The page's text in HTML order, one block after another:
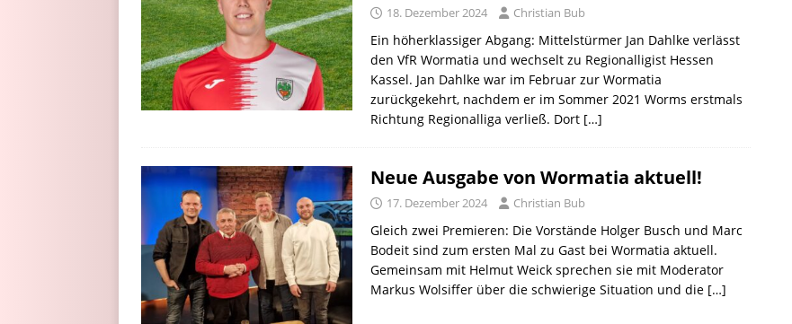
18. Dezember 2024 Christian Bub
Ein höherklassiger Abgang: Mittelstürmer Jan Dahlke verlässt
den VfR Wormatia und wechselt zu Regionalligist Hessen
Kassel. Jan Dahlke war im Februar zur Wormatia
zurückgekehrt, nachdem er im Sommer 2021 Worms erstmals
Richtung Regionalliga verließ. Dort […]
Neue Ausgabe von Wormatia aktuell!
17. Dezember 2024 Christian Bub
Gleich zwei Premieren: Die Vorstände Holger Busch und Marc
Bodeit sind zum ersten Mal zu Gast bei Wormatia aktuell.
Gemeinsam mit Helmut Weick sprechen sie mit Moderator
Markus Wolsiffer über die schwierige Situation und die […]